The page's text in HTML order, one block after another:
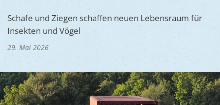
Ukraine
Schafe und Ziegen schaffen neuen Lebensraum für
Insekten und Vögel
29. Mai 2026